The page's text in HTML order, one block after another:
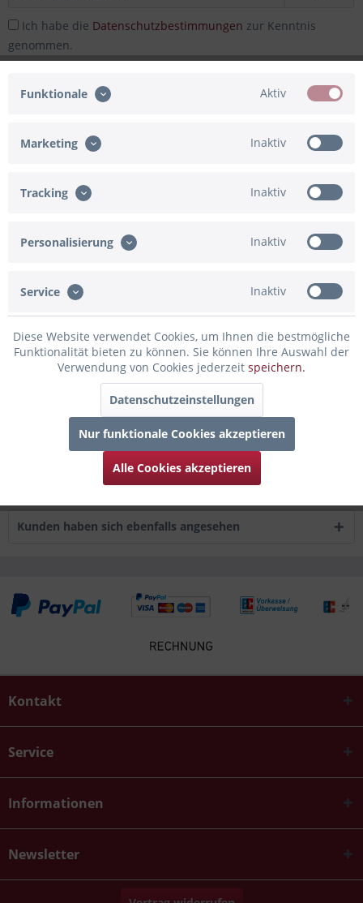
Ich habe die Datenschutzbestimmungen zur Kenntnis
genommen.
14,90 € *
inkl. MwSt.zzgl. Versandkosten
Artikel-Nr.:
Details zum Ballon: Material: aluminiumbeschichtete Nylon-
Bewertungen
0
Bewertungen lesen, schreiben und diskutieren...mehr
Infos zum Hersteller
Folgende Infos zum Hersteller sind verfübar......
4
Kunden kauften auch
Kunden haben sich ebenfalls angesehen
Kontakt
Service
Informationen
Newsletter
Funktionale Aktiv
Marketing Inaktiv
Tracking Inaktiv
Personalisierung Inaktiv
Service Inaktiv
Diese Website verwendet Cookies, um Ihnen die bestmögliche
Funktionalität bieten zu können. Sie können Ihre Auswahl der
Verwendung von Cookies jederzeit speichern.
Datenschutzeinstellungen
Nur funktionale Cookies akzeptieren
Alle Cookies akzeptieren